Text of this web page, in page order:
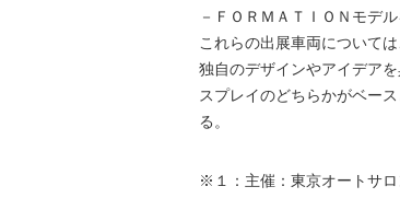
－ＦＯＲＭＡＴＩＯＮモデル
これらの出展車両について
独自のデザインやアイデア
スプレイのどちらかがベー
る。
※１：主催：東京オートサ